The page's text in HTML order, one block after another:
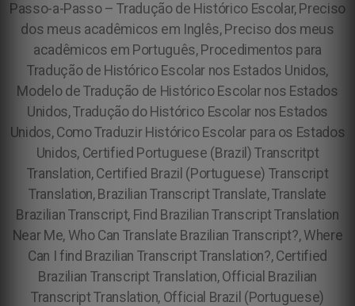
Passo-a-Passo – Tradução de Histórico Escolar, Preciso
dos meus acadêmicos em Inglês, Preciso dos meus
acadêmicos em Português, Procedimentos para
Tradução de Histórico Escolar nos Estados Unidos,
Modelo de Tradução de Histórico Escolar nos Estados
Unidos, Tradução do Histórico Escolar nos Estados
Unidos, Como Traduzir Histórico Escolar para os Estados
Unidos, Certified Portuguese (Brazil) Transcritpt
Translation, Certified Brazil (Portuguese) Transcript
Translation, Brazilian Transcript Translate, Translate
Brazilian Transcript, Find Brazilian Transcript Translation
Near Me, Who Can Translate Brazilian Transcript?, Where
Can I find Brazilian Transcript Translation?, Certified
Brazilian Transcript Translation, Official Brazilian
Transcript Translation, Official Brazil (Portuguese)